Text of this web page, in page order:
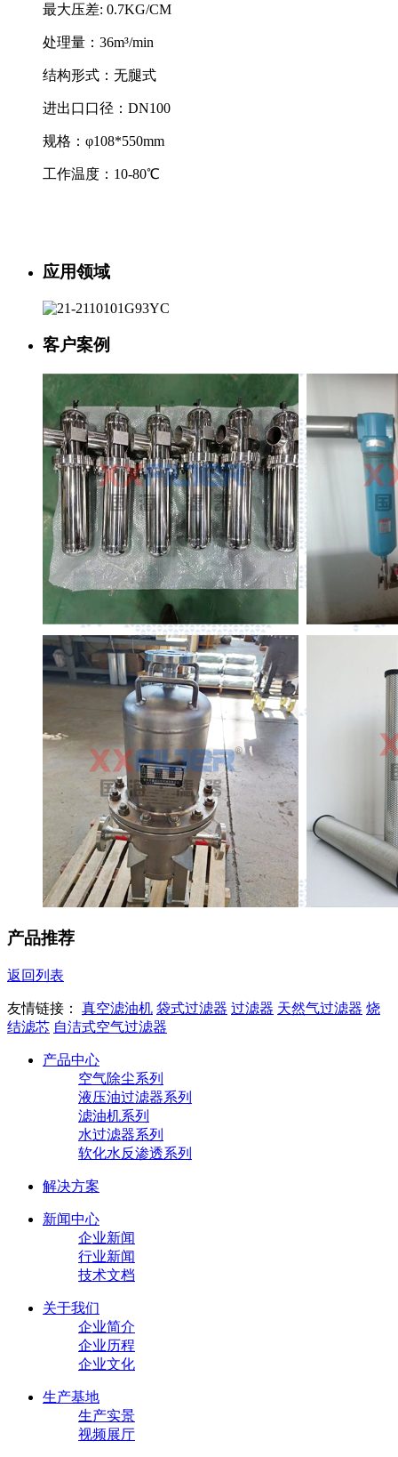
最大压差: 0.7KG/CM
处理量：36m³/min
结构形式：无腿式
进出口口径：DN100
规格：φ108*550mm
工作温度：10-80℃
应用领域
客户案例
产品推荐
返回列表
友情链接： 真空滤油机 袋式过滤器 过滤器 天然气过滤器 烧
结滤芯 自洁式空气过滤器
产品中心
空气除尘系列
液压油过滤器系列
滤油机系列
水过滤器系列
软化水反渗透系列
解决方案
新闻中心
企业新闻
行业新闻
技术文档
关于我们
企业简介
企业历程
企业文化
生产基地
生产实景
视频展厅